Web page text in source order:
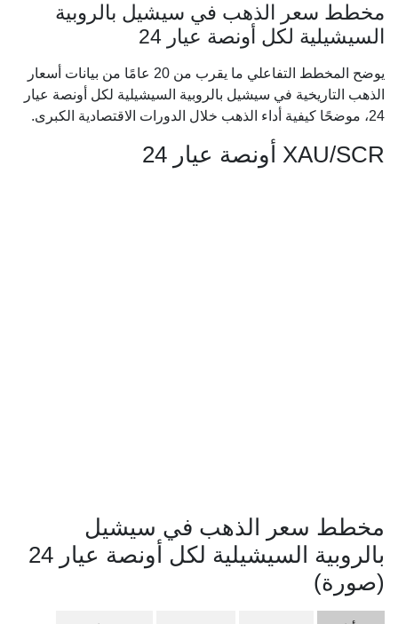
مخطط سعر الذهب في سيشيل بالروبية
السيشيلية لكل أونصة عيار 24
يوضح المخطط التفاعلي ما يقرب من 20 عامًا من بيانات أسعار
الذهب التاريخية في سيشيل بالروبية السيشيلية لكل أونصة عيار
24، موضحًا كيفية أداء الذهب خلال الدورات الاقتصادية الكبرى.
XAU/SCR أونصة عيار 24
مخطط سعر الذهب في سيشيل
بالروبية السيشيلية لكل أونصة عيار 24
(صورة)